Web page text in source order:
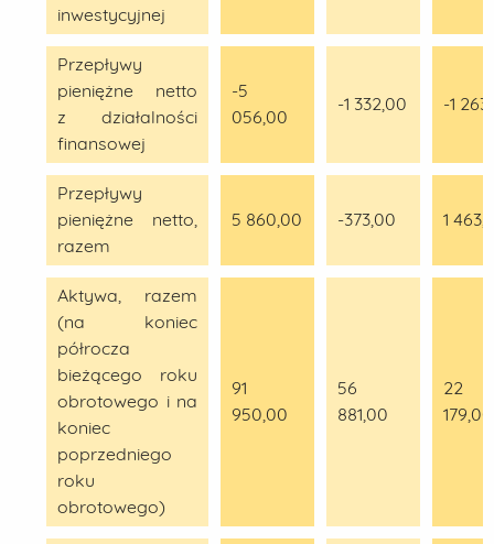
inwestycyjnej
Przepływy
pieniężne netto
z działalności
finansowej
-5
056,00
-1 332,00 -1
Przepływy
pieniężne netto,
razem
5 860,00 -373,00 1
Aktywa, razem
(na koniec
półrocza
bieżącego roku
obrotowego i na
koniec
poprzedniego
roku
obrotowego)
91
950,00
56
881,00
22
179,00